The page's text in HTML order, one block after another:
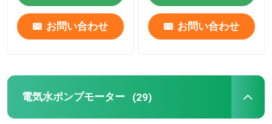
お問い合わせ お問い合わせ
電気水ポンプモーター (29)